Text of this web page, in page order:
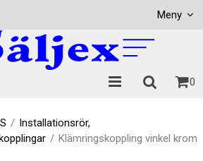
Meny
0
/ Installationsrör,
/ Klämringskoppling vinkel krom